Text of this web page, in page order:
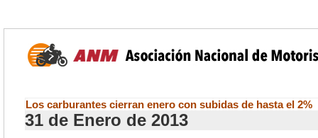
Los carburantes cierran enero con subidas de hasta el 2%
31 de Enero de 2013